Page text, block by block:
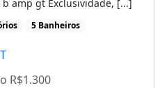
Home
e valores
amp gt Exclusividade, [...]
5 Banheiros
R$1.300